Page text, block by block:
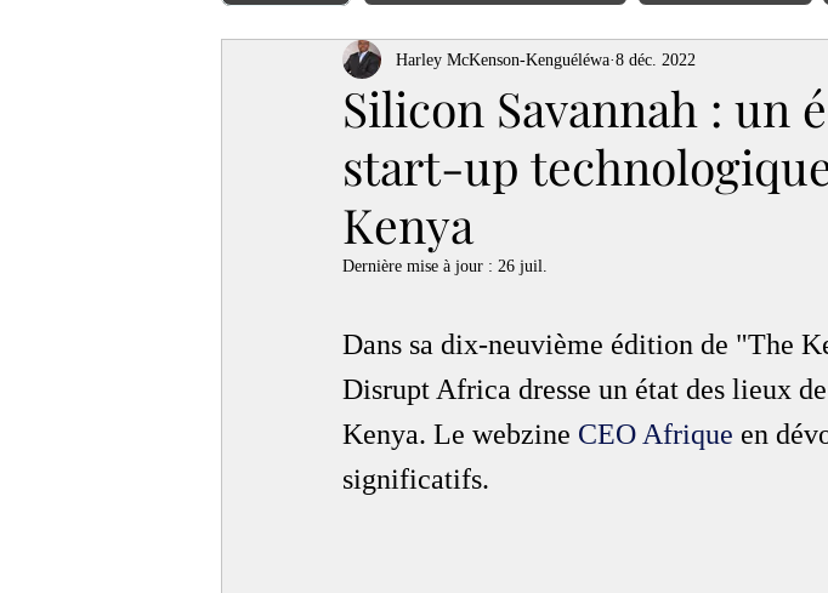
Silicon Savannah : un
start-up
Kenya
Harley McKenson-Kenguéléwa 8 déc. 2022
Dernière mise à jour : 26 juil.
Dans sa dix-neuvième édition de "The
Disrupt Africa dresse un état des lieux
Kenya. Le webzine CEO Afrique en
significatifs.